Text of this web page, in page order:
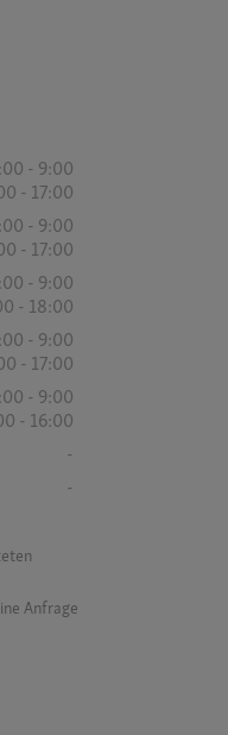
- 9:00
- 17:00
- 9:00
- 17:00
- 9:00
- 18:00
- 9:00
- 17:00
- 9:00
- 16:00
-
-
Anfrage